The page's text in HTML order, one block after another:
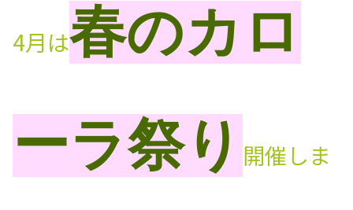
4月は春のカロ
ーラ祭り 開催しま